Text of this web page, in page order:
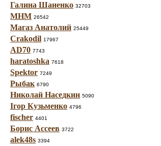
Галина Шаненко 32703
МНМ 26542
Магаз Анатолий 25449
Crakodil 17967
AD70 7743
haratoshka 7618
Spektor 7249
Рыбак 6790
Николай Наседкин 5090
Ігор Кузьменко 4796
fischer 4401
Борис Ассеев 3722
alek48s 3394